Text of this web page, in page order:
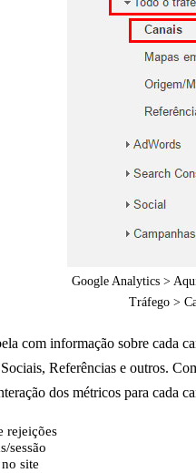
Google Analytics >
Tráfego >
com informação sobre cada
Referências e outros.
dos métricos para cada
rejeições
sessão
site